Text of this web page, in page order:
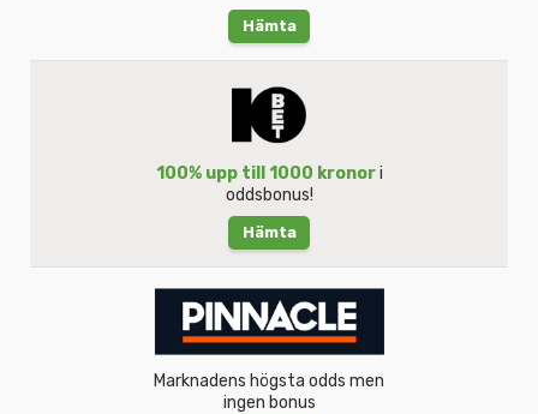
Hämta
100% upp till 1000 kronori
oddsbonus!
Hämta
Marknadens högsta odds men
ingen bonus